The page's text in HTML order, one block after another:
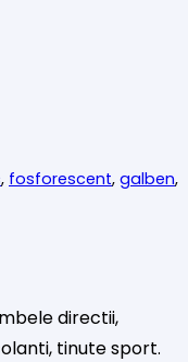
, fosforescent, galben,
directii,
tinute sport.